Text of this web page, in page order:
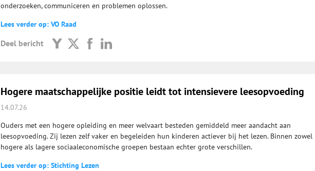
onderzoeken, communiceren en problemen oplossen.
Lees verder op: VO Raad
Deel bericht
Hogere maatschappelijke positie leidt tot intensievere leesopvoeding
14.07.26
Ouders met een hogere opleiding en meer welvaart besteden gemiddeld meer aandacht aan
leesopvoeding. Zij lezen zelf vaker en begeleiden hun kinderen actiever bij het lezen. Binnen zowel
hogere als lagere sociaaleconomische groepen bestaan echter grote verschillen.
Lees verder op: Stichting Lezen